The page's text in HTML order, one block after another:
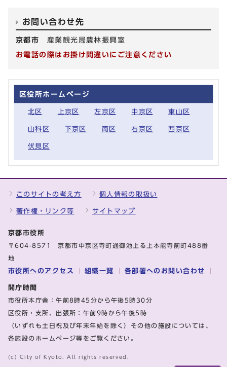
お問い合わせ先
京都市 産業観光局農林振興室
お電話の際はお掛け間違いにご注意ください
区役所ホームページ
北区 上京区 左京区 中京区 東山区
山科区 下京区 南区 右京区 西京区
伏見区
このサイトの考え方 個人情報の取扱い
著作権・リンク等 サイトマップ
京都市役所
〒604-8571 京都市中京区寺町通御池上る上本能寺前町488番
地
市役所へのアクセス 組織一覧 各部署へのお問い合わせ
開庁時間
市役所本庁舎：午前8時45分から午後5時30分
区役所・支所、出張所：午前9時から午後5時
（いずれも土日祝及び年末年始を除く）その他の施設については、
各施設のホームページ等をご覧ください。
(c) City of Kyoto. All rights reserved.